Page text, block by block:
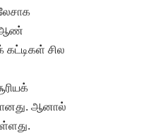
ஆண்
கட்டிகள் சில
ஆனால்